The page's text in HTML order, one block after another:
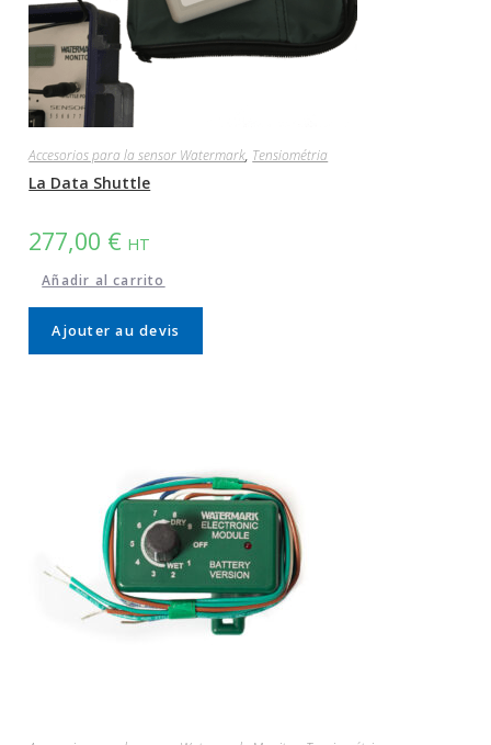
Accesorios para la sensor Watermark, Tensiométria
La Data Shuttle
277,00 € HT
Añadir al carrito
Ajouter au devis